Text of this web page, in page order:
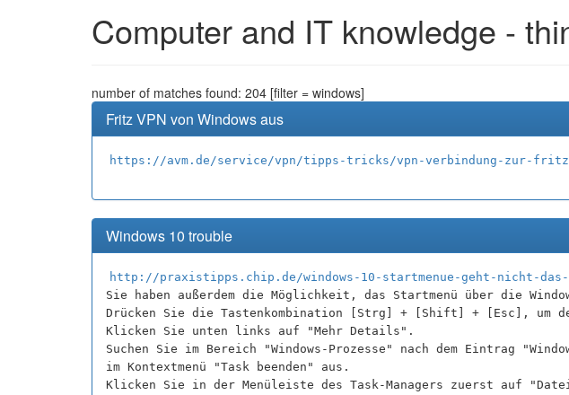
Computer and IT knowledge -
number of matches found: 204 [filter = windows]
Fritz VPN von Windows aus
https://avm.de/service/vpn/tipps-tricks/vpn-verbindung-zur-
Windows 10 trouble
http://praxistipps.chip.de/windows-10-startmenue-geht-nicht-das-
Sie haben außerdem die Möglichkeit, das Startmenü über die
Drücken Sie die Tastenkombination [Strg] + [Shift] + [Esc], um
Klicken Sie unten links auf "Mehr Details".
Suchen Sie im Bereich "Windows-Prozesse" nach dem Eintrag
im Kontextmenü "Task beenden" aus.
Klicken Sie in der Menüleiste des Task-Managers zuerst auf